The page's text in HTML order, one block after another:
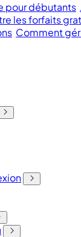
pour débutants
les forfaits
Comment